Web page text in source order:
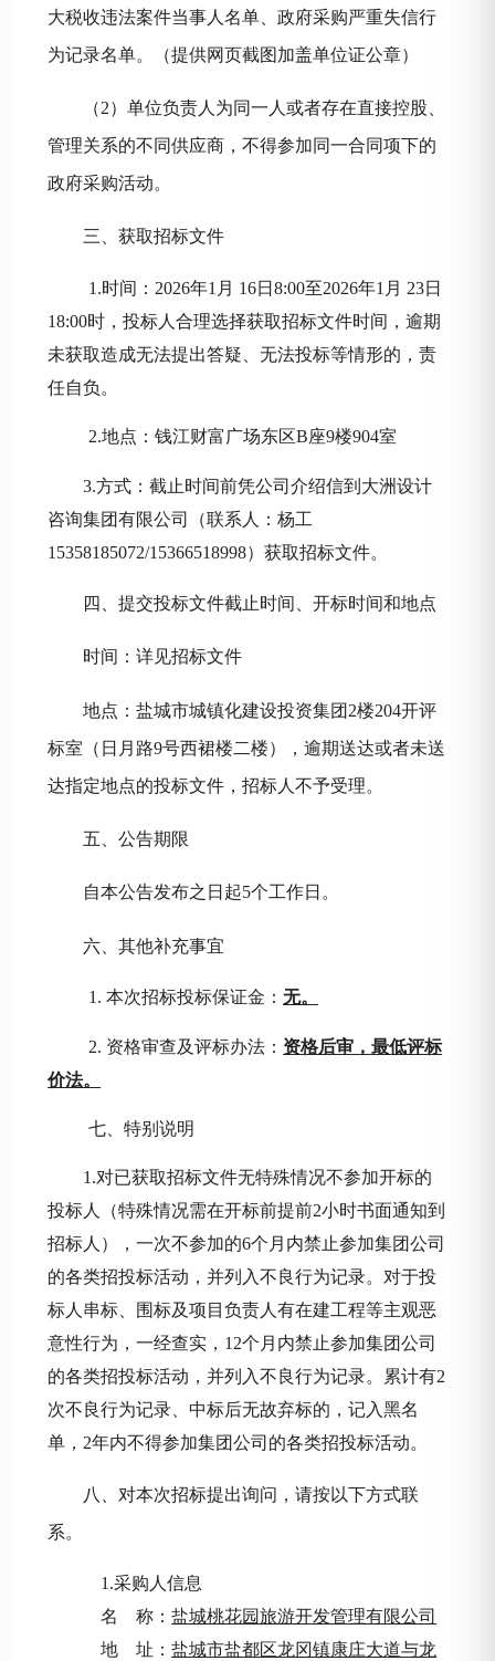
大税收违法案件当事人名单、政府采购严重失信行
为记录名单。（提供网页截图加盖单位证公章）
（2）单位负责人为同一人或者存在直接控股、
管理关系的不同供应商，不得参加同一合同项下的
政府采购活动。
三、获取招标文件
1.时间：2026年1月 16日8:00至2026年1月 23日
18:00时，投标人合理选择获取招标文件时间，逾期
未获取造成无法提出答疑、无法投标等情形的，责
任自负。
2.地点：钱江财富广场东区B座9楼904室
3.方式：截止时间前凭公司介绍信到 大洲设计
咨询集团有限公司
（联系人：杨工
15358185072/15366518998）获取招标文件。
四、提交投标文件截止时间、开标时间和地点
时间：详见招标文件
地点：盐城市城镇化建设投资集团 2楼204开评
标室（日月路9号西裙楼二楼），逾期送达或者未送
达指定地点的投标文件，招标人不予受理。
五、公告期限
自本公告发布之日起5个工作日。
六、其他补充事宜
1. 本次招标投标保证金：无。
2. 资格审查及评标办法： 资格后审，最低评标
价法。
七、特别说明
1.对已获取招标文件无特殊情况不参加开标的
投标人（特殊情况需在开标前提前2小时书面通知到
招标人），一次不参加的6个月内禁止参加集团公司
的各类招投标活动，并列入不良行为记录。对于投
标人串标、围标及项目负责人有在建工程等主观恶
意性行为，一经查实，12个月内禁止参加集团公司
的各类招投标活动，并列入不良行为记录。累计有2
次不良行为记录、中标后无故弃标的，记入黑名
单，2年内不得参加集团公司的各类招投标活动。
八、对本次招标提出询问，请按以下方式联
系。
1.采购人信息
名
称：盐城桃花园旅游开发管理有限公司
地 址：盐城市盐都区龙冈镇康庄大道与龙